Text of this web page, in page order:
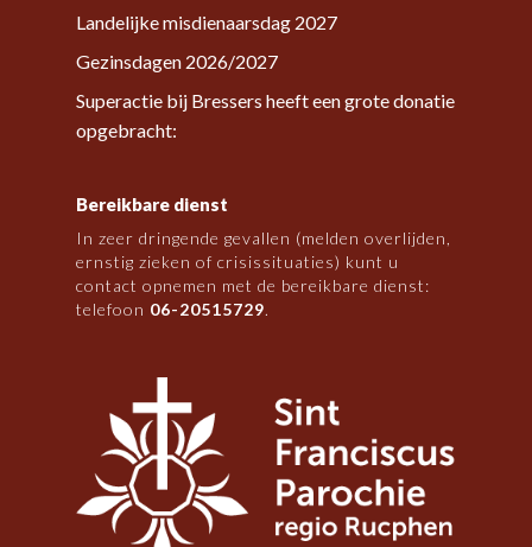
Landelijke misdienaarsdag 2027
Gezinsdagen 2026/2027
Superactie bij Bressers heeft een grote donatie
opgebracht:
Bereikbare dienst
In zeer dringende gevallen (melden overlijden,
ernstig zieken of crisissituaties) kunt u
contact opnemen met de bereikbare dienst:
telefoon 06-20515729.